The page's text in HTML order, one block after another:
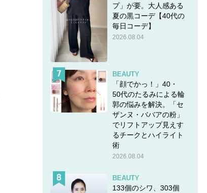
プ」が要。大人感ある
夏の黒コーデ【40代の
毎日コーデ】
2026.08.04
BEAUTY
「顔でかっ！」40・
50代のたるみによる輪
郭の悩みを解決。「セ
ザンヌ・ババアの粉」
でリフトアップ見えす
るチークとハイライト
術
2026.08.04
BEAUTY
133個のシワ、303個